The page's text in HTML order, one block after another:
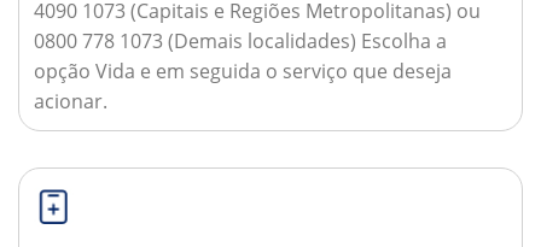
4090 1073 (Capitais e Regiões Metropolitanas) ou
0800 778 1073 (Demais localidades) Escolha a
opção Vida e em seguida o serviço que deseja
acionar.